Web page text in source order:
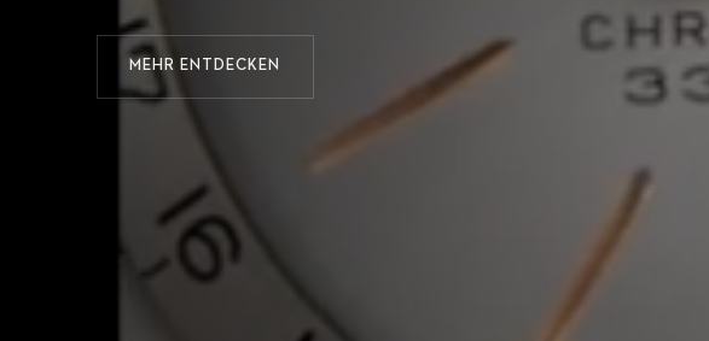
MEHR ENTDECKEN